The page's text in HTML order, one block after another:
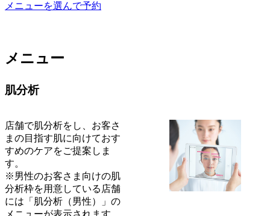
メニューを選んで予約
メニュー
肌分析
店舗で肌分析をし、お客さ
まの目指す肌に向けておす
すめのケアをご提案しま
す。
※男性のお客さま向けの肌
分析枠を用意している店舗
には「肌分析（男性）」の